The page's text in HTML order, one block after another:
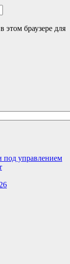
этом браузере для
под управлением